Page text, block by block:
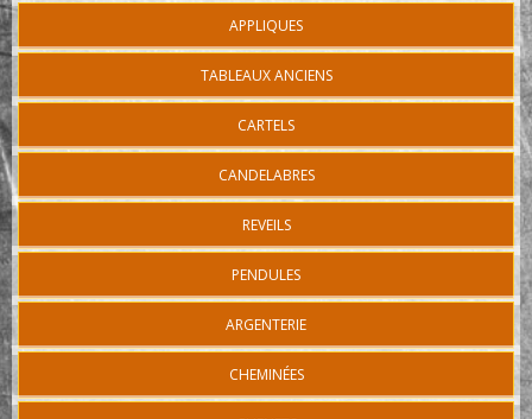
APPLIQUES
TABLEAUX ANCIENS
CARTELS
CANDELABRES
REVEILS
PENDULES
ARGENTERIE
CHEMINÉES